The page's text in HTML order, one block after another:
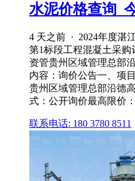
水泥价格查询_
4 天之前 · 2024年度湛
第1标段工程混凝土采
资管贵州区域管理总部
内容：询价公告一、项
贵州区域管理总部沿德
式：公开询价最高限价
联系电话: 180 3780 8511